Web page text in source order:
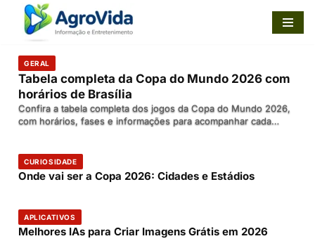
Pular
para
conteúdo
GERAL
Tabela completa da Copa do Mundo 2026 com
horários de Brasília
Confira a tabela completa dos jogos da Copa do Mundo 2026,
com horários, fases e informações para acompanhar cada
CURIOSIDADE
Onde vai ser a Copa 2026: Cidades e Estádios
APLICATIVOS
Melhores IAs para Criar Imagens Grátis em 2026